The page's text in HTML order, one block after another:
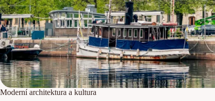
Moderní architektura a kultura